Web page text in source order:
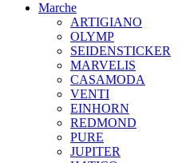
Marche
ARTIGIANO
OLYMP
SEIDENSTICKER
MARVELIS
CASAMODA
VENTI
EINHORN
REDMOND
PURE
JUPITER